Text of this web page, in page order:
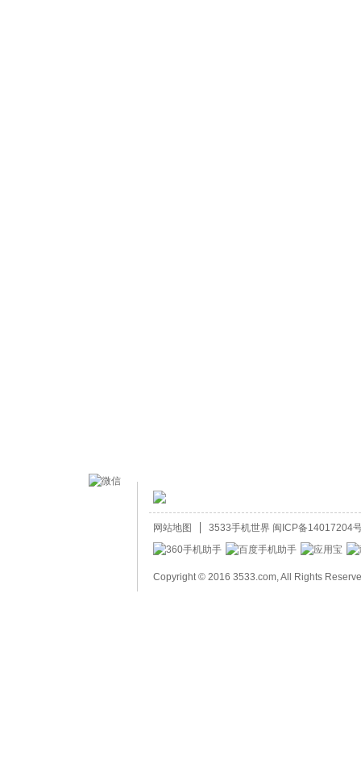
网站地图 3533手机世界 闽ICP备14017204
Copyright © 2016 3533.com, All Rights